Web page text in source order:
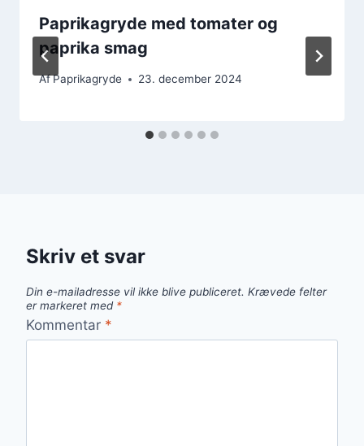
Paprikagryde med tomater og
paprika smag
AfPaprikagryde 23. december 2024
Skriv et svar
Din e-mailadresse vil ikke blive publiceret. Krævede felter
er markeret med *
Kommentar *